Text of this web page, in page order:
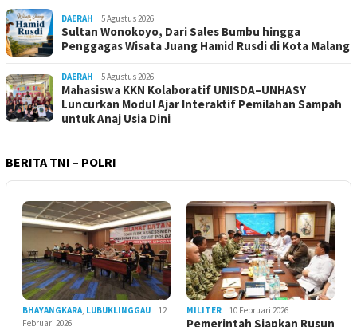
DAERAH 5 Agustus 2026
Sultan Wonokoyo, Dari Sales Bumbu hingga
Penggagas Wisata Juang Hamid Rusdi di Kota Malang
DAERAH 5 Agustus 2026
Mahasiswa KKN Kolaboratif UNISDA–UNHASY
Luncurkan Modul Ajar Interaktif Pemilahan Sampah
untuk Anaj Usia Dini
BERITA TNI – POLRI
BHAYANGKARA, LUBUKLINGGAU
12
Februari 2026
MILITER 10 Februari 2026
Pemerintah Siapkan Rusun